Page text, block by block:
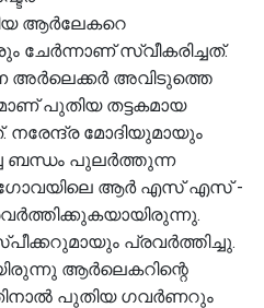
ആര്‍ലേകറെ
ചേര്‍ന്നാണ് സ്വീകരിച്ചത്.
അര്‍ലെക്കര്‍ അവിടുത്തെ
പുതിയ തട്ടകമായ
നരേന്ദ്ര മോദിയുമായും
ബന്ധം പുലര്‍ത്തുന്ന
ഗോവയിലെ ആര്‍ എസ് എസ് -
പ്രവര്‍ത്തിച്ചു.
ആര്‍ലെകറിന്റെ
പുതിയ ഗവര്‍ണറും